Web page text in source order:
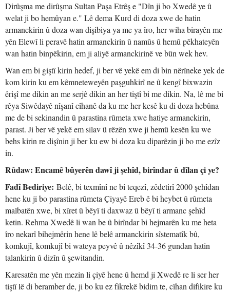
Dirûşma me dirûşma Sultan Paşa Etrêş e "Dîn ji bo Xwedê ye û
welat ji bo hemûyan e." Lê dema Kurd di doza xwe de hatin
armanckirin û doza wan dişibiya ya me ya îro, her wiha birayên me
yên Elewî li peravê hatin armanckirin û namûs û hemû pêkhateyên
wan hatin binpêkirin, em ji aliyê armanckirinê ve bûn wek hev.
Wan em bi giştî kirin hedef, ji ber vê yekê em di bin nêrîneke yek de
kom kirin ku em kêmneteweyên paşguhkirî ne û kengî bixwazin
êrişî me dikin an me serjê dikin an her tiştî bi me dikin. Na, lê me bi
rêya Siwêdayê nîşanî cîhanê da ku me her kesê ku di doza hebûna
me de bi sekinandin û parastina rûmeta xwe hatiye armanckirin,
parast. Ji ber vê yekê em silav û rêzên xwe ji hemû kesên ku we
behs kirin re dişînin ji ber ku ew bi doza ku diparêzin ji bo me ezîz
in.
Rûdaw: Encamê bûyerên dawî ji şehîd, birîndar û dîlan çi ye?
Fadî Bediriye: Belê, bi texmînî ne bi teqezî, zêdetirî 2000 şehîdan
hene ku ji bo parastina rûmeta Çiyayê Ereb ê bi heybet û rûmeta
malbatên xwe, bi xîret û bêyî ti daxwaz û bêyî ti armanc şehîd
ketin. Rehma Xwedê li wan be û birîndar bi hejmarên ku me heta
îro nekarî bihejmêrin hene lê belê armanckirin sîstematîk bû,
komkujî, komkujî bi wateya peyvê û nêzîkî 34-36 gundan hatin
talankirin û dizîn û şewitandin.
Karesatên me yên mezin li çiyê hene û hemd ji Xwedê re li ser her
tiştî lê di beramber de, ji bo ku ez fikrekê bidim te, cîhan difikire ku